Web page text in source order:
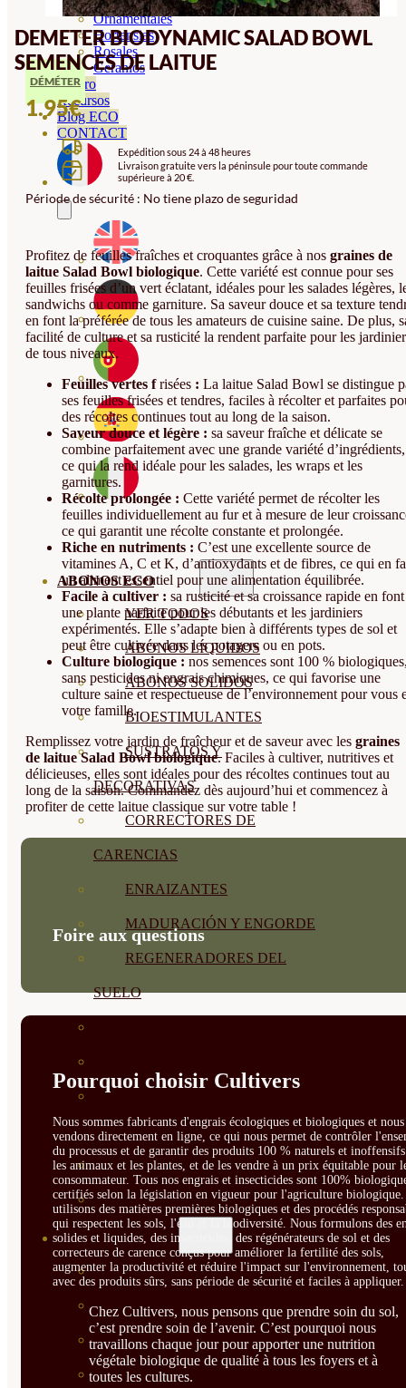
Ornamentales
Hortensias
Rosales
Geranios
Vivero
Recursos
Blog ECO
CONTACT
ABONOS ECO
VER TODOS
ABONOS LÍQUIDOS
ABONOS SOLIDOS
BIOESTIMULANTES
SUSTRATOS Y
DECORATIVAS
CORRECTORES DE
CARENCIAS
ENRAIZANTES
MADURACIÓN Y ENGORDE
REGENERADORES DEL
SUELO
PLANTAS
PLANTAS INTERIOR
GROWPUNCH
SEMILLAS
VER TODAS
BIODINÁMICAS DEMETER
HORTALIZA FRUTO
SEMILLAS HORTALIZA DE
DEMETER BIODYNAMIC SALAD BOWL
SEMENCES DE LAITUE
DÉMÉTER
1.95€
Expédition sous 24 à 48 heures
Livraison gratuite vers la péninsule pour toute commande
supérieure à 20 €.
Période de sécurité : No tiene plazo de seguridad
Profitez de feuilles fraîches et croquantes grâce à nos graines de
laitue Salad Bowl biologique. Cette variété est connue pour ses
feuilles frisées d’un vert éclatant, idéales pour les salades légères,
sandwichs ou comme garniture. Sa saveur douce et sa texture
en font la préférée de tous les amateurs de cuisine saine. De plus,
facilité de culture et sa rusticité la rendent parfaite pour les
de tous niveaux.
Feuilles vertes frisées : La laitue Salad Bowl se distingue
ses feuilles frisées et tendres, faciles à récolter et parfaites
des récoltes continues tout au long de la saison.
Saveur douce et légère : sa saveur fraîche et délicate se
combine parfaitement avec une grande variété d’ingrédients,
ce qui la rend idéale pour les salades, les wraps et les
garnitures.
Récolte prolongée : Cette variété permet de récolter les
feuilles individuellement au fur et à mesure de leur
ce qui garantit une récolte constante et prolongée.
Riche en nutriments : C’est une excellente source de
vitamines A, C et K, d’antioxydants et de fibres, ce qui en
un aliment essentiel pour une alimentation équilibrée.
Facile à cultiver : sa rusticité et sa croissance rapide en font
une plante parfaite pour les débutants et les jardiniers
expérimentés. Elle s’adapte bien à différents types de sol et
peut être cultivée dans les potagers ou en pots.
Culture biologique : nos semences sont 100 %
sans pesticides ni engrais chimiques, ce qui favorise une
culture saine et respectueuse de l’environnement pour vous
votre famille.
Remplissez votre jardin de fraîcheur et de saveur avec les graines
de laitue Salad Bowl biologique. Faciles à cultiver, nutritives et
délicieuses, elles sont idéales pour des récoltes continues tout au
long de la saison. Commandez dès aujourd’hui et commencez à
profiter de cette laitue classique sur votre table !
Foire aux questions
Pourquoi choisir Cultivers
Nous sommes fabricants d'engrais écologiques et biologiques et nous
vendons directement en ligne, ce qui nous permet de contrôler
du processus et de garantir des produits 100 % naturels et
les animaux et les plantes, et de les vendre à un prix équitable pour
consommateur. Tous nos engrais et insecticides sont 100%
certifiés selon la législation en vigueur pour l'agriculture biologique.
utilisons des matières premières biologiques et des procédés
qui respectent les sols, l'eau et la biodiversité. Nous formulons des
solides et liquides, des insecticides, des régénérateurs de sol et des
correcteurs de carence conçus pour améliorer la fertilité des sols,
augmenter la productivité et réduire l'impact sur l'environnement,
avec des produits sûrs, sans période de sécurité et faciles à appliquer.
Chez Cultivers, nous pensons que prendre soin du sol,
c’est prendre soin de l’avenir. C’est pourquoi nous
travaillons chaque jour pour apporter une nutrition
végétale biologique de qualité à tous les foyers et à
toutes les cultures.